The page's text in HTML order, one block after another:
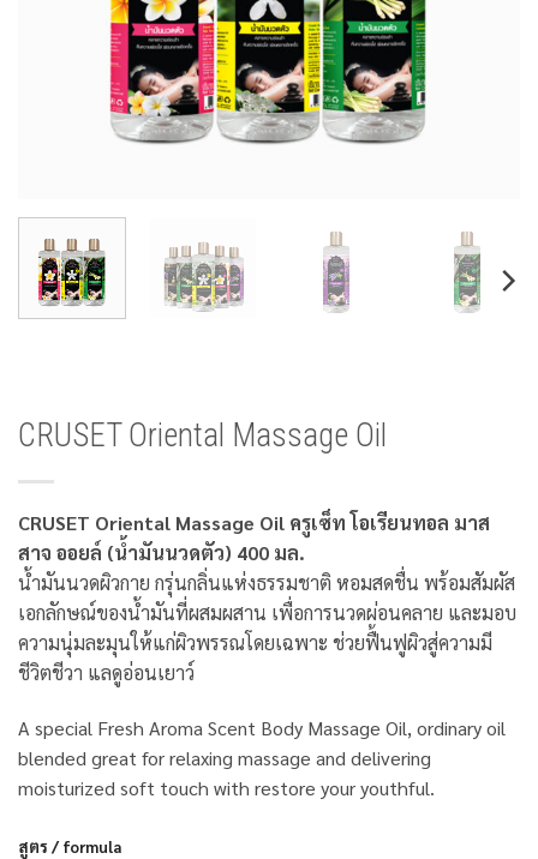
CRUSET Oriental Massage Oil
CRUSET Oriental Massage Oil ครูเซ็ท โอเรียนทอล มาส
สาจ ออยล์ (น้ำมันนวดตัว) 400 มล.
น้ำมันนวดผิวกาย กรุ่นกลิ่นแห่งธรรมชาติ หอมสดชื่น พร้อมสัมผัส
เอกลักษณ์ของน้ำมันที่ผสมผสาน เพื่อการนวดผ่อนคลาย และมอบ
ความนุ่มละมุนให้แก่ผิวพรรณโดยเฉพาะ ช่วยฟื้นฟูผิวสู่ความมี
ชีวิตชีวา แลดูอ่อนเยาว์
A special Fresh Aroma Scent Body Massage Oil, ordinary oil
blended great for relaxing massage and delivering
moisturized soft touch with restore your youthful.
สูตร / formula